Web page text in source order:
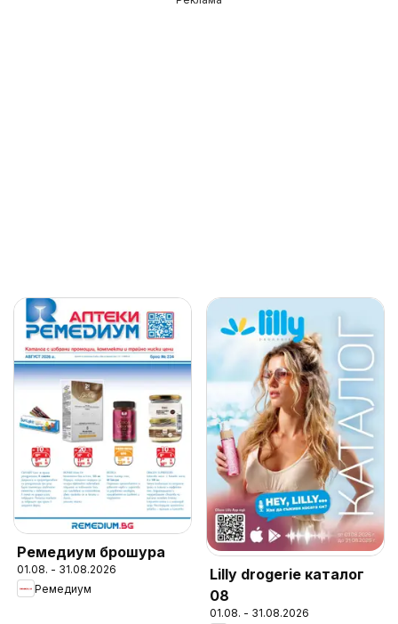
Ремедиум брошура
01.08. - 31.08.2026
Ремедиум
Lilly drogerie каталог
08
01.08. - 31.08.2026